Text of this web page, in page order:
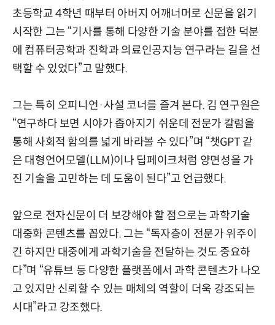
초등학교 4학년 때부터 아버지 어깨너머로 신문을 읽기
시작한 그는 “기사를 통해 다양한 기술 분야를 접한 덕분
에 컴퓨터공학과 진학과 의료인공지능 연구라는 길을 선
택할 수 있었다”고 말했다.
그는 특히 오피니언·사설 코너를 즐겨 본다. 김 연구원은
“연구하다 보면 시야가 좁아지기 쉬운데 전문가 칼럼을
통해 사회적 함의를 넓게 바라볼 수 있다”며 “챗GPT 같
은 대형언어모델(LLM)이나 딥페이크처럼 양면성을 가
진 기술을 고민하는 데 도움이 된다”고 언급했다.
앞으로 전자신문이 더 보강해야 할 점으로는 과학기술
대중화 콘텐츠를 꼽았다. 그는 “독자층이 전문가 위주이
긴 하지만 대중에게 과학기술을 전달하는 것도 중요하
다”며 “유튜브 등 다양한 플랫폼에서 과학 콘텐츠가 나오
고 있지만 신뢰할 수 있는 매체의 역할이 더욱 강조되는
시대”라고 강조했다.